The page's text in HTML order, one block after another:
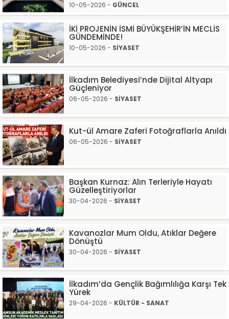
10-05-2026 - GÜNCEL
İKİ PROJENİN İSMİ BÜYÜKŞEHİR’İN MECLİS
GÜNDEMİNDE!
10-05-2026 - SİYASET
İlkadım Belediyesi’nde Dijital Altyapı
Güçleniyor
06-05-2026 - SİYASET
Kut-ül Amare Zaferi Fotoğraflarla Anıldı
06-05-2026 - SİYASET
Başkan Kurnaz: Alın Terleriyle Hayatı
Güzelleştiriyorlar
30-04-2026 - SİYASET
Kavanozlar Mum Oldu, Atıklar Değere
Dönüştü
30-04-2026 - SİYASET
İlkadım’da Gençlik Bağımlılığa Karşı Tek
Yürek
29-04-2026 - KÜLTÜR - SANAT